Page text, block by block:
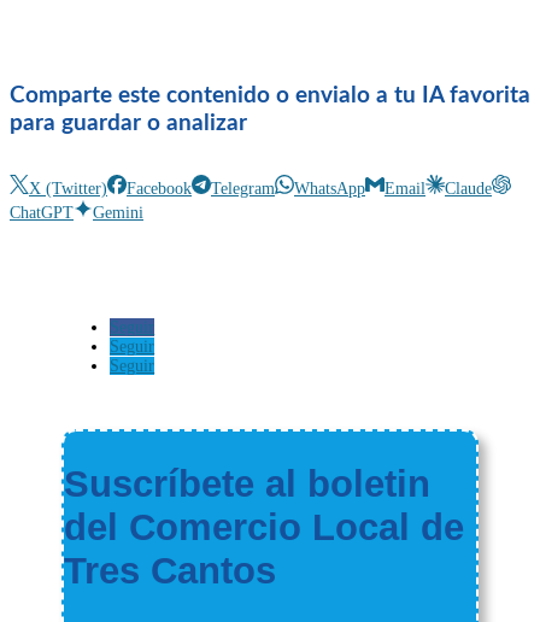
Comparte este contenido o envialo a tu IA favorita
para guardar o analizar
X (Twitter) Facebook Telegram WhatsApp Email
Claude
ChatGPT
Gemini
Seguir
Seguir
Seguir
Suscríbete al boletin
del Comercio Local de
Tres Cantos